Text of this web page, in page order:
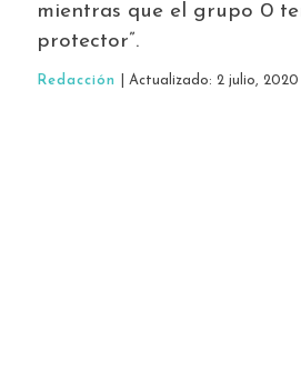
mientras que el grupo 0
protector”.
Redacción | Actualizado: 2 julio, 2020